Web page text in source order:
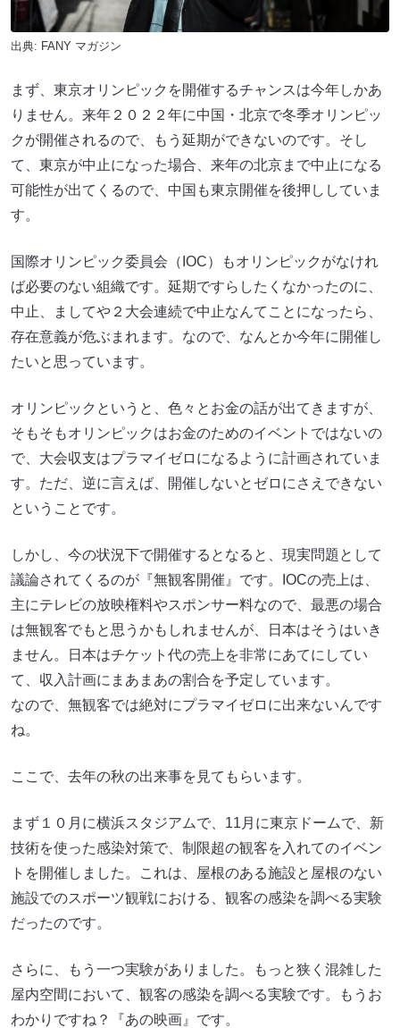
出典: FANY マガジン
まず、東京オリンピックを開催するチャンスは今年しかあ
りません。来年２０２２年に中国・北京で冬季オリンピッ
クが開催されるので、もう延期ができないのです。そし
て、東京が中止になった場合、来年の北京まで中止になる
可能性が出てくるので、中国も東京開催を後押ししていま
す。
国際オリンピック委員会（IOC）もオリンピックがなけれ
ば必要のない組織です。延期ですらしたくなかったのに、
中止、ましてや２大会連続で中止なんてことになったら、
存在意義が危ぶまれます。なので、なんとか今年に開催し
たいと思っています。
オリンピックというと、色々とお金の話が出てきますが、
そもそもオリンピックはお金のためのイベントではないの
で、大会収支はプラマイゼロになるように計画されていま
す。ただ、逆に言えば、開催しないとゼロにさえできない
ということです。
しかし、今の状況下で開催するとなると、現実問題として
議論されてくるのが『無観客開催』です。IOCの売上は、
主にテレビの放映権料やスポンサー料なので、最悪の場合
は無観客でもと思うかもしれませんが、日本はそうはいき
ません。日本はチケット代の売上を非常にあてにしてい
て、収入計画にまあまあの割合を予定しています。
なので、無観客では絶対にプラマイゼロに出来ないんです
ね。
ここで、去年の秋の出来事を見てもらいます。
まず１０月に横浜スタジアムで、11月に東京ドームで、新
技術を使った感染対策で、制限超の観客を入れてのイベン
トを開催しました。これは、屋根のある施設と屋根のない
施設でのスポーツ観戦における、観客の感染を調べる実験
だったのです。
さらに、もう一つ実験がありました。もっと狭く混雑した
屋内空間において、観客の感染を調べる実験です。もうお
わかりですね？『あの映画』です。